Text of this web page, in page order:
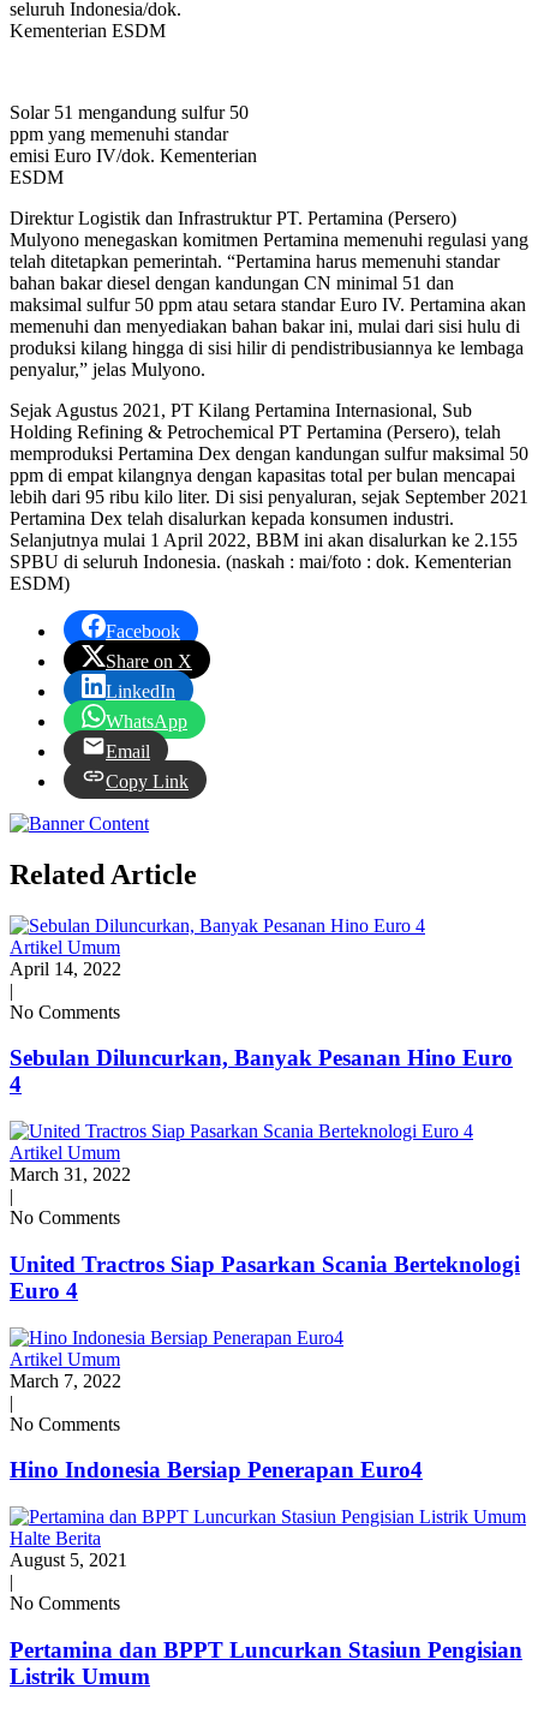
seluruh Indonesia/dok.
Kementerian ESDM
Solar 51 mengandung sulfur 50
ppm yang memenuhi standar
emisi Euro IV/dok. Kementerian
ESDM
Direktur Logistik dan Infrastruktur PT. Pertamina (Persero)
Mulyono menegaskan komitmen Pertamina memenuhi regulasi yang
telah ditetapkan pemerintah. “Pertamina harus memenuhi standar
bahan bakar diesel dengan kandungan CN minimal 51 dan
maksimal sulfur 50 ppm atau setara standar Euro IV. Pertamina akan
memenuhi dan menyediakan bahan bakar ini, mulai dari sisi hulu di
produksi kilang hingga di sisi hilir di pendistribusiannya ke lembaga
penyalur,” jelas Mulyono.
Sejak Agustus 2021, PT Kilang Pertamina Internasional, Sub
Holding Refining & Petrochemical PT Pertamina (Persero), telah
memproduksi Pertamina Dex dengan kandungan sulfur maksimal 50
ppm di empat kilangnya dengan kapasitas total per bulan mencapai
lebih dari 95 ribu kilo liter. Di sisi penyaluran, sejak September 2021
Pertamina Dex telah disalurkan kepada konsumen industri.
Selanjutnya mulai 1 April 2022, BBM ini akan disalurkan ke 2.155
SPBU di seluruh Indonesia. (naskah : mai/foto : dok. Kementerian
ESDM)
Facebook
Share on X
LinkedIn
WhatsApp
Email
Copy Link
Related Article
Artikel Umum
April 14, 2022
|
No Comments
Sebulan Diluncurkan, Banyak Pesanan Hino Euro
4
Artikel Umum
March 31, 2022
|
No Comments
United Tractros Siap Pasarkan Scania Berteknologi
Euro 4
Artikel Umum
March 7, 2022
|
No Comments
Hino Indonesia Bersiap Penerapan Euro4
Halte Berita
August 5, 2021
|
No Comments
Pertamina dan BPPT Luncurkan Stasiun Pengisian
Listrik Umum